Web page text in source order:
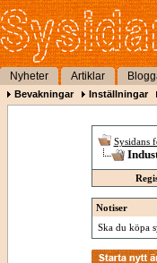
Nyheter Artiklar
Bevakningar Inställningar
Sysidans
Notiser
Ska du köpa